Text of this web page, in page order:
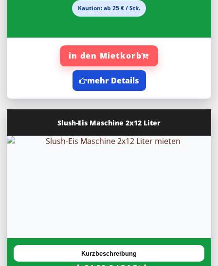
Kaution: ab 25 € / Stk.
in den Mietkorb
mehr Details
Slush-Eis Maschine 2x12 Liter
20%
Rabatt Kurzbeschreibung